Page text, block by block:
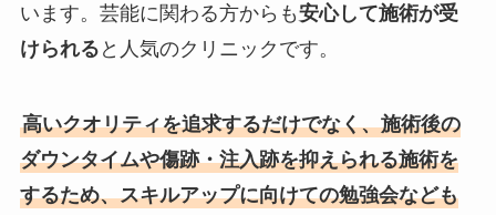
います。芸能に関わる方からも安心して施術が受
けられる と人気のクリニックです。
高いクオリティを追求するだけでなく、施術後の
ダウンタイムや傷跡・注入跡を抑えられる施術を
するため、スキルアップに向けての勉強会なども